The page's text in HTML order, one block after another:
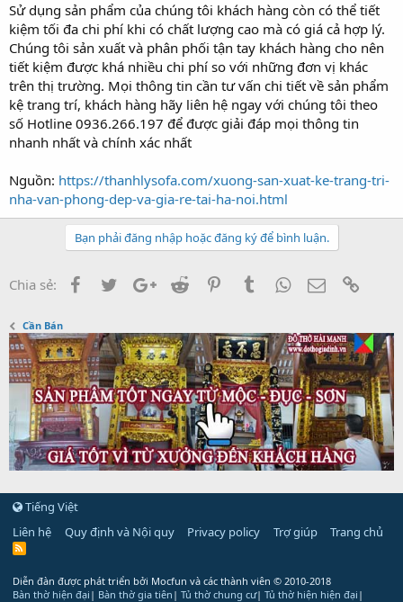
Sử dụng sản phẩm của chúng tôi khách hàng còn có thể tiết
kiệm tối đa chi phí khi có chất lượng cao mà có giá cả hợp lý.
Chúng tôi sản xuất và phân phối tận tay khách hàng cho nên
tiết kiệm được khá nhiều chi phí so với những đơn vị khác
trên thị trường. Mọi thông tin cần tư vấn chi tiết về sản phẩm
kệ trang trí, khách hàng hãy liên hệ ngay với chúng tôi theo
số Hotline 0936.266.197 để được giải đáp mọi thông tin
nhanh nhất và chính xác nhất
Nguồn: https://thanhlysofa.com/xuong-san-xuat-ke-trang-tri-
nha-van-phong-dep-va-gia-re-tai-ha-noi.html
Bạn phải đăng nhập hoặc đăng ký để bình luận.
Chia sẻ: FacebookTwitterGoogle+
Reddit PinterestTumblrWhatsApp
Email
Cần Bán
Tiếng Việt
Liên hệ
Quy định và Nội quy Privacy policy Trợ giúp Trang chủ
R
Diễn đàn được phát triển bởi Mocfun và các thành viên © 2010-2018
Bàn thờ hiện đại | Bàn thờ gia tiên | Tủ thờ chung cư| Tủ thờ hiện hiện đại |